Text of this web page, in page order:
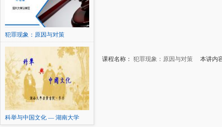
犯罪现象：原因与对策
科举与中国文化 — 湖南大学
课程名称： 犯罪现象：原因与对策 本讲内